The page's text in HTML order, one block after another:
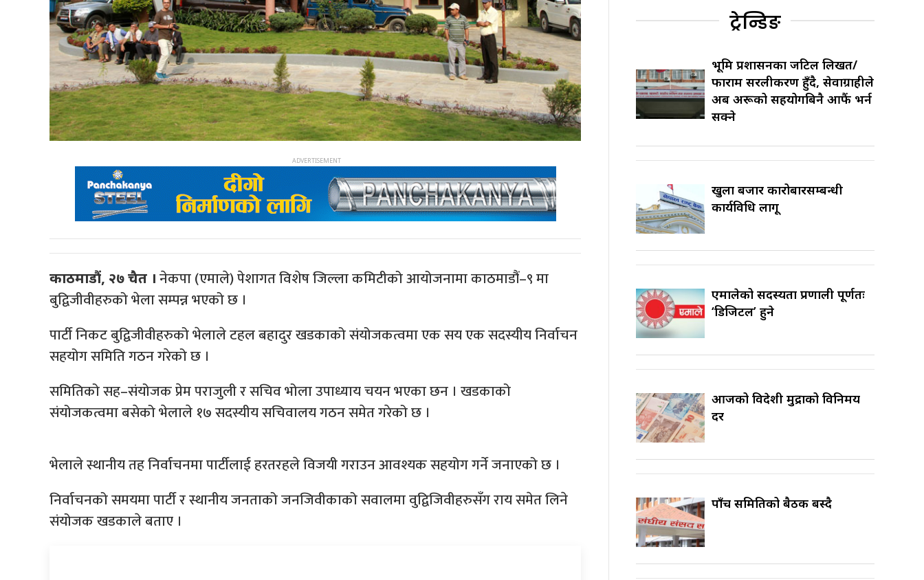
काठमाडौं, २७ चैत । नेकपा (एमाले) पेशागत विशेष जिल्ला कमिटीको आयोजनामा काठमाडौं–९ मा
बुद्विजीवीहरुको भेला सम्पन्न भएको छ ।
पार्टी निकट बुद्विजीवीहरुको भेलाले टहल बहादुर खडकाको संयोजकत्वमा एक सय एक सदस्यीय निर्वाचन
सहयोग समिति गठन गरेको छ ।
समितिको सह–संयोजक प्रेम पराजुली र सचिव भोला उपाध्याय चयन भएका छन । खडकाको
संयोजकत्वमा बसेको भेलाले १७ सदस्यीय सचिवालय गठन समेत गरेको छ ।
भेलाले स्थानीय तह निर्वाचनमा पार्टीलाई हरतरहले विजयी गराउन आवश्यक सहयोग गर्ने जनाएको छ ।
निर्वाचनको समयमा पार्टी र स्थानीय जनताको जनजिवीकाको सवालमा वुद्विजिवीहरुसँग राय समेत लिने
संयोजक खडकाले बताए ।
ट्रेन्डिङ
भूमि प्रशासनका जटिल लिखत/
फाराम सरलीकरण हुँदै, सेवाग्राहीले
अब अरूको सहयोगबिनै आफैं भर्न
सक्ने
खुला बजार कारोबारसम्बन्धी
कार्यविधि लागू
एमालेको सदस्यता प्रणाली पूर्णतः
‘डिजिटल’ हुने
आजको विदेशी मुद्राको विनिमय
दर
पाँच समितिको बैठक बस्दै